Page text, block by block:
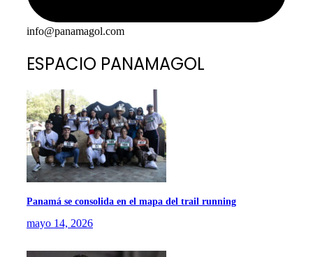
info@panamagol.com
ESPACIO PANAMAGOL
Panamá se consolida en el mapa del trail running
mayo 14, 2026